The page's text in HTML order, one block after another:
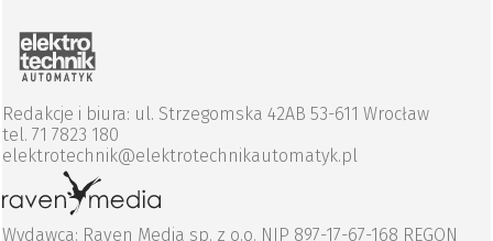
Redakcje i biura: ul. Strzegomska 42AB 53-611 Wrocław
tel. 71 7823 180
elektrotechnik@elektrotechnikautomatyk.pl
Wydawca: Raven Media sp. z o.o. NIP 897-17-67-168 REGON